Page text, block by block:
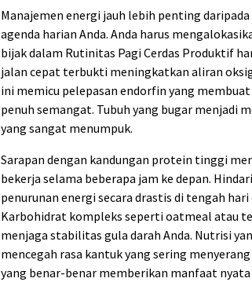
Manajemen energi jauh lebih penting
agenda harian Anda. Anda harus
bijak dalam Rutinitas Pagi Cerdas Produktif
jalan cepat terbukti meningkatkan aliran
ini memicu pelepasan endorfin yang
penuh semangat. Tubuh yang bugar menjadi
yang sangat menumpuk.
Sarapan dengan kandungan protein tinggi
bekerja selama beberapa jam ke depan.
penurunan energi secara drastis di tengah
Karbohidrat kompleks seperti oatmeal atau
menjaga stabilitas gula darah Anda. Nutrisi
mencegah rasa kantuk yang sering
yang benar-benar memberikan manfaat